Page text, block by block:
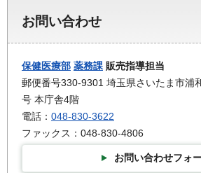
お問い合わせ
保健医療部 薬務課 販売指導担当
郵便番号330-9301 埼玉県さいたま市浦
号 本庁舎4階
電話： 048-830-3622
ファックス：048-830-4806
お問い合わせフォ